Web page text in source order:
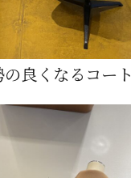
良くなるコート